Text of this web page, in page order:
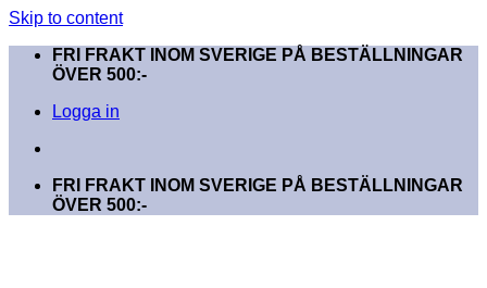
Skip to content
FRI FRAKT INOM SVERIGE PÅ BESTÄLLNINGAR
ÖVER 500:-
Logga in
FRI FRAKT INOM SVERIGE PÅ BESTÄLLNINGAR
ÖVER 500:-